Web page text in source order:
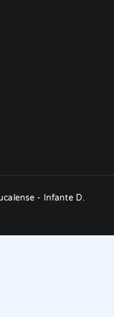
- Infante D.